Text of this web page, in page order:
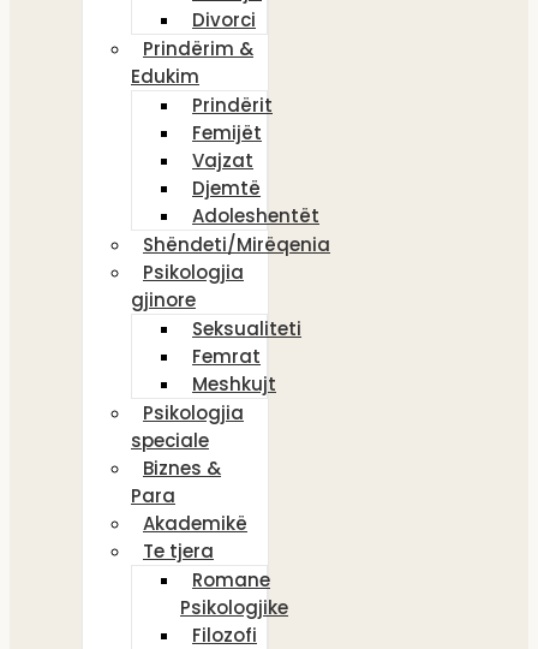
Divorci
Prindërim &
Edukim
Prindërit
Femijët
Vajzat
Djemtë
Adoleshentët
Shëndeti/Mirëqenia
Psikologjia
gjinore
Seksualiteti
Femrat
Meshkujt
Psikologjia
speciale
Biznes &
Para
Akademikë
Te tjera
Romane
Psikologjike
Filozofi